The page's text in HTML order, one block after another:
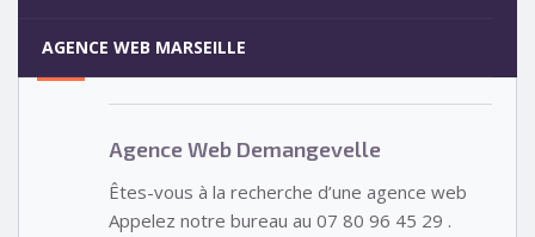
AGENCE WEB MARSEILLE
Votre site internet pour 29€
Agence Web Demangevelle
Êtes-vous à la recherche d’une agence web
Appelez notre bureau au 07 80 96 45 29 .